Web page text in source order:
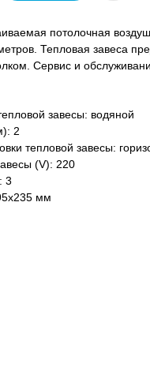
потолочная
Тепловая завеса
Сервис и
завесы: водяной
2
тепловой завесы:
(V): 220
3
мм